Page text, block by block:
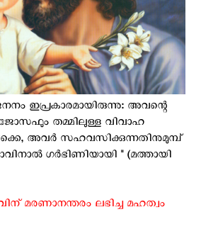
ഇപ്രകാരമായിരുന്നു: അവന്റെ
ജോസഫും തമ്മിലുള്ള വിവാഹ
അവര്‍ സഹവസിക്കുന്നതിനുമുമ്പ്
ഗര്‍ഭിണിയായി " (മത്തായി
മരണാനന്തരം ലഭിച്ച മഹത്വം